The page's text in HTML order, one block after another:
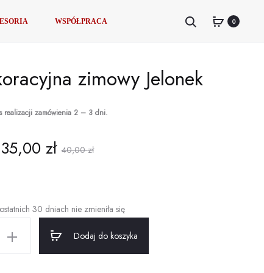
WSPÓŁPRACA Szukaj 0
Product
NARZUTA
NARZUTA
zimowy Jelonek
realizacji zamówienia 2 – 3 dni.
40,00zł
Pierwotna
40,00 zł.
35,00 zł
30 dniach nie zmieniła się
Dodaj do koszyka